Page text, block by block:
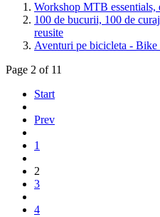
Workshop MTB
100 de bucurii, 100 de
reusite
Aventuri pe bicicleta -
Page 2 of 11
Start
Prev
1
2
3
4